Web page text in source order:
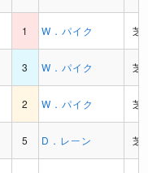
1 W．パイク 芝
3 W．パイク 芝
2 W．パイク 芝
5 D．レーン 芝